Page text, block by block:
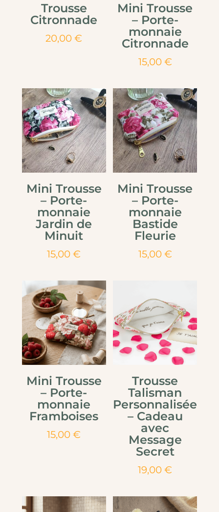
Trousse
Citronnade
20,00€
Mini Trousse
– Porte-
monnaie
Citronnade
15,00 €
Mini Trousse
– Porte-
monnaie
Jardin de
Minuit
15,00€
Mini Trousse
– Porte-
monnaie
Bastide
Fleurie
15,00 €
Mini Trousse
– Porte-
monnaie
Framboises
15,00€
Trousse
Talisman
Personnalisée
– Cadeau
avec
Message
Secret
19,00€